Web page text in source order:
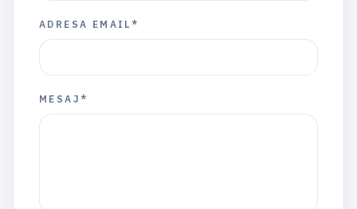
ADRESA EMAIL*
MESAJ*